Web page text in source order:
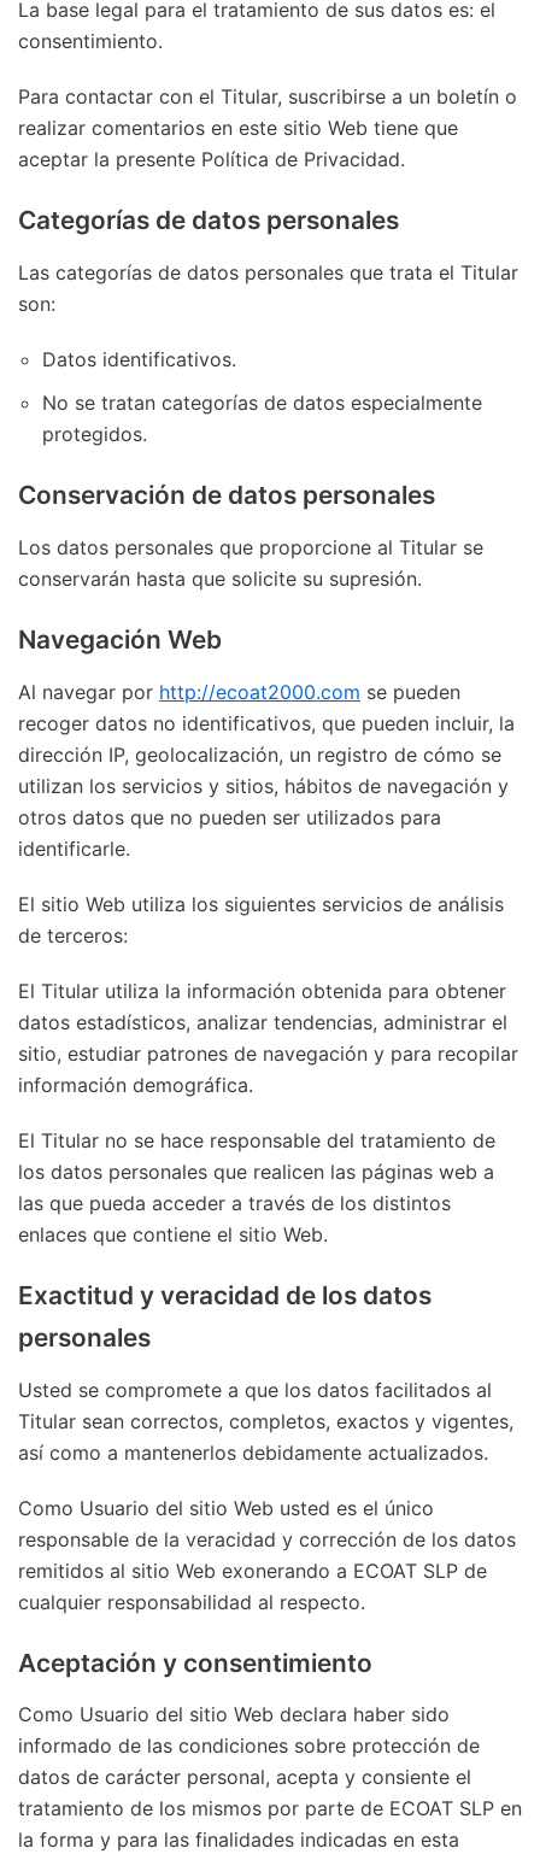
La base legal para el tratamiento de sus datos es: el
consentimiento.
Para contactar con el Titular, suscribirse a un boletín o
realizar comentarios en este sitio Web tiene que
aceptar la presente Política de Privacidad.
Categorías de datos personales
Las categorías de datos personales que trata el Titular
son:
Datos identificativos.
No se tratan categorías de datos especialmente
protegidos.
Conservación de datos personales
Los datos personales que proporcione al Titular se
conservarán hasta que solicite su supresión.
Navegación Web
Al navegar por http://ecoat2000.com se pueden
recoger datos no identificativos, que pueden incluir, la
dirección IP, geolocalización, un registro de cómo se
utilizan los servicios y sitios, hábitos de navegación y
otros datos que no pueden ser utilizados para
identificarle.
El sitio Web utiliza los siguientes servicios de análisis
de terceros:
El Titular utiliza la información obtenida para obtener
datos estadísticos, analizar tendencias, administrar el
sitio, estudiar patrones de navegación y para recopilar
información demográfica.
El Titular no se hace responsable del tratamiento de
los datos personales que realicen las páginas web a
las que pueda acceder a través de los distintos
enlaces que contiene el sitio Web.
Exactitud y veracidad de los datos
personales
Usted se compromete a que los datos facilitados al
Titular sean correctos, completos, exactos y vigentes,
así como a mantenerlos debidamente actualizados.
Como Usuario del sitio Web usted es el único
responsable de la veracidad y corrección de los datos
remitidos al sitio Web exonerando a ECOAT SLP de
cualquier responsabilidad al respecto.
Aceptación y consentimiento
Como Usuario del sitio Web declara haber sido
informado de las condiciones sobre protección de
datos de carácter personal, acepta y consiente el
tratamiento de los mismos por parte de ECOAT SLP en
la forma y para las finalidades indicadas en esta